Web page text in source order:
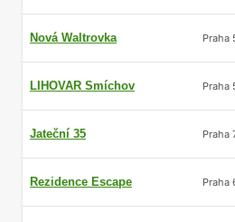
Nová Waltrovka Praha
LIHOVAR Smíchov Praha
Jateční 35 Praha
Rezidence Escape Praha